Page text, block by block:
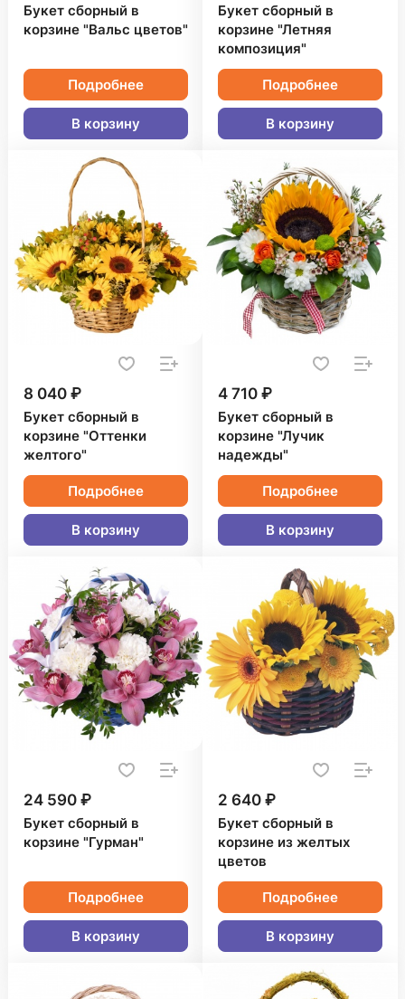
Букет сборный в
корзине "Вальс цветов"
Подробнее
В корзину
Букет сборный в
корзине "Летняя
композиция"
Подробнее
В корзину
8 040 ₽
Букет сборный в
корзине "Оттенки
желтого"
Подробнее
В корзину
4 710 ₽
Букет сборный в
корзине "Лучик
надежды"
Подробнее
В корзину
24 590 ₽
Букет сборный в
корзине "Гурман"
Подробнее
В корзину
2 640 ₽
Букет сборный в
корзине из желтых
цветов
Подробнее
В корзину